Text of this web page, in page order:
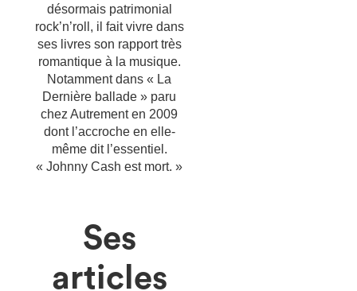
désormais patrimonial
rock’n’roll, il fait vivre dans
ses livres son rapport très
romantique à la musique.
Notamment dans « La
Dernière ballade » paru
chez Autrement en 2009
dont l’accroche en elle-
même dit l’essentiel.
« Johnny Cash est mort. »
Ses
articles